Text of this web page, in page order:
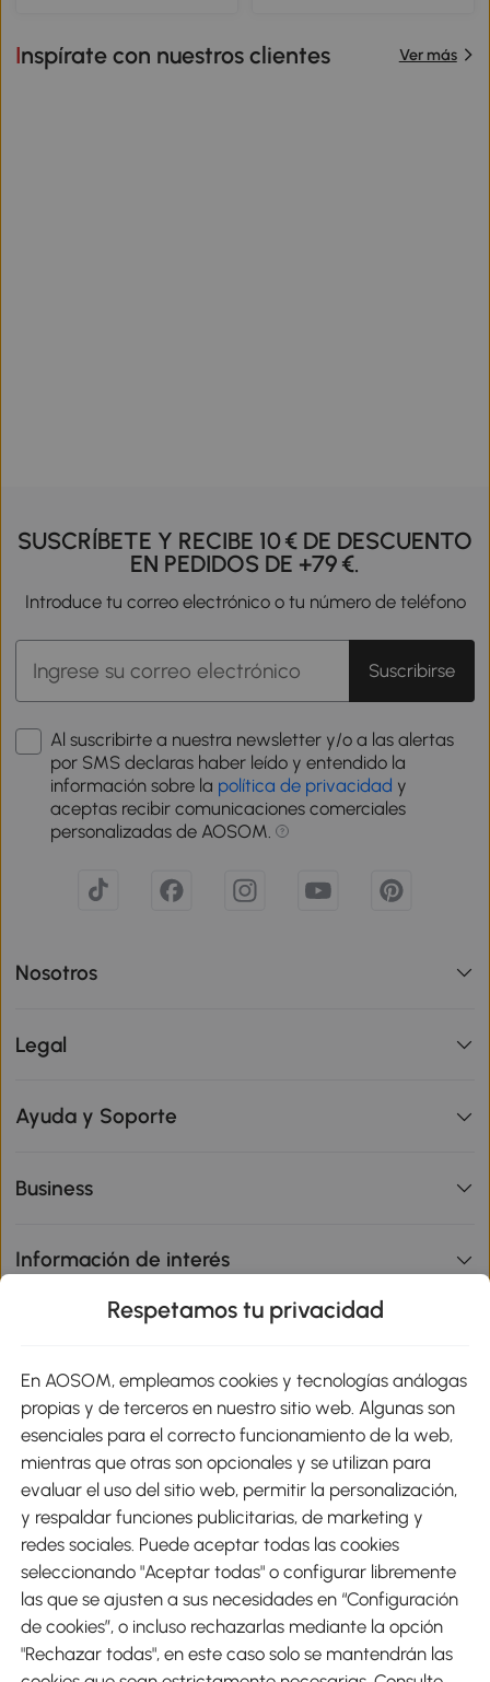
Inspírate con nuestros clientes Ver más
SUSCRÍBETE Y RECIBE 10 € DE DESCUENTO
EN PEDIDOS DE +79 €.
Introduce tu correo electrónico o tu número de teléfono
Suscribirse
Al suscribirte a nuestra newsletter y/o a las alertas
por SMS declaras haber leído y entendido la
información sobre la política de privacidad y
aceptas recibir comunicaciones comerciales
personalizadas de AOSOM.
Nosotros
Legal
Ayuda y Soporte
Business
Información de interés
Métodos de Pago
Envíos
Descargar Aosom App
Respetamos tu privacidad
En AOSOM, empleamos cookies y tecnologías análogas
propias y de terceros en nuestro sitio web. Algunas son
esenciales para el correcto funcionamiento de la web,
mientras que otras son opcionales y se utilizan para
evaluar el uso del sitio web, permitir la personalización,
y respaldar funciones publicitarias, de marketing y
redes sociales. Puede aceptar todas las cookies
seleccionando "Aceptar todas" o configurar libremente
las que se ajusten a sus necesidades en “Configuración
de cookies”, o incluso rechazarlas mediante la opción
"Rechazar todas", en este caso solo se mantendrán las